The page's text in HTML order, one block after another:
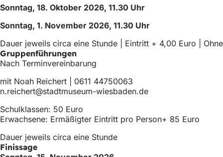
Sonntag, 18. Oktober 2026, 11.30 Uhr
Sonntag, 1. November 2026, 11.30 Uhr
Dauer jeweils circa eine Stunde | Eintritt + 4,00 Euro |
Gruppenführungen
Nach Terminvereinbarung
mit Noah Reichert | 0611 44750063
n.reichert
stadtmuseum-wiesbaden de
Schulklassen: 50 Euro
Erwachsene: Ermäßigter Eintritt pro Person+ 85 Euro
Dauer jeweils circa eine Stunde
Finissage